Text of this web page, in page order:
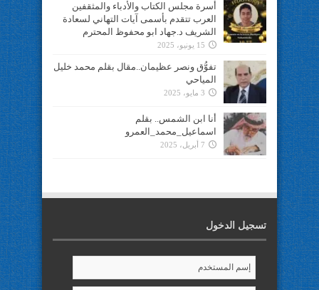
أسرة مجلس الكتاب والأدباء والمثقفين
العرب تتقدم بأسمى آيات التهاني لسعادة
الشريف د.جهاد ابو محفوظ المحترم
15 يونيو، 2025
تفوُّق ونصر عظيمان..مقال بقلم محمد خليل
المياحي
3 مايو، 2025
أنا ابن الشمس.. بقلم
اسماعيل_محمد_العمرو
7 أبريل، 2025
تسجيل الدخول